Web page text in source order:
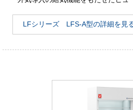
LFシリーズ LFS-A型の詳細を見